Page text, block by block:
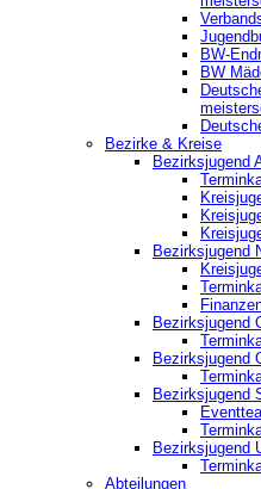
BW-
BW
Bezirke & Kreise
Bezirksjugend
Bezirksjugend
Bezirksjugend
Bezirksjugend
Bezirksjugend
Bezirksjugend
Abteilungen